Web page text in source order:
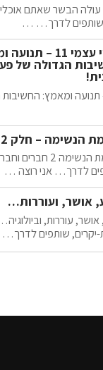
הבשר שאתם
שותפים לדרך… …
ריפוי עצמי 11 –
הגדולה של
עצמי 11 – תנועה ומאמץ:
הנשימה – חלק 2
עוצמת הנשימה 2
לדרך… אני רוצה …
אושר, ועוררות…
אושר, עוררות,
יקרים, שותפים